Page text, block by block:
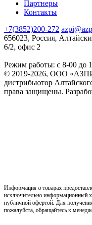
Партнеры
Контакты
+7(3852)200-272
656023, Россия,
6/2, офис 2
Режим работы: с 8-00 до
© 2019-2026, ООО
дистрибьютор
права защищены.
Информация о товарах
исключительно информационный
публичной офертой. Для
пожалуйста, обращайтесь к